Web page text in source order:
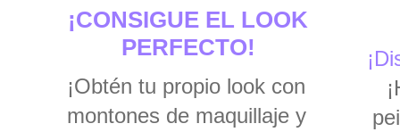
¡CONSIGUE EL LOOK
PERFECTO!
¡Obtén tu propio look con
montones de maquillaje y